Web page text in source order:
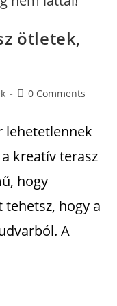
ötletek,
0 Comments
lehetetlennek
kreatív terasz
hogy
hogy a
A